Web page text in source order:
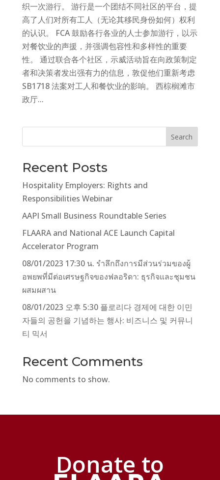
织一次游行。 游行是一个团结不同社区的平台，提
高了人们对所有工人（无论其移民身份如何）权利
的认识。 FCA 鼓励各行各业的人士参加游行，以示
对餐饮业的声援，并强调包容性和多样性的重要
性。 通过联合各个社区，示威活动旨在向政策制定
者和决策者发出强有力的信息，敦促他们重新考虑
SB1718 法案对工人和餐饮业的影响。 西棕榈滩市
政厅...
Search
Recent Posts
Hospitality Employers: Rights and
Responsibilities Webinar
AAPI Small Business Roundtable Series
FLAARA and National ACE Launch Capital
Accelerator Program
08/01/2023 17:30 น. รำลึกถึงการมีส่วนร่วมของผู้
อพยพที่มีต่อเศรษฐกิจของฟลอริดา: ธุรกิจและชุมชน
ผสมผสาน
08/01/2023 오후 5:30 플로리다 경제에 대한 이민
자들의 공헌을 기념하는 행사: 비즈니스 및 커뮤니
티 믹서
Recent Comments
No comments to show.
Donate to